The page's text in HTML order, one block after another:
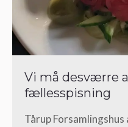
Vi må desværre
fællesspisning
Tårup